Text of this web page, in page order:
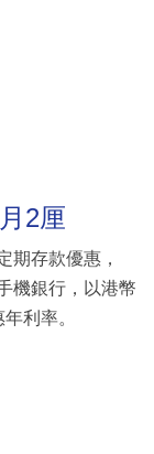
2厘
期存款優惠，
機銀行，以港幣
利率。